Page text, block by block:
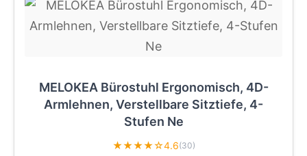
MELOKEA Bürostuhl Ergonomisch, 4D-
Armlehnen, Verstellbare Sitztiefe, 4-
Stufen Ne
★★★★☆4.6(30)